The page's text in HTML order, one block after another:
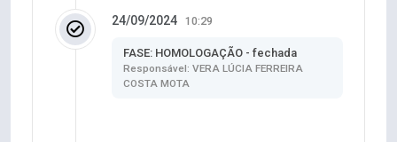
24/09/2024 10:29
FASE: HOMOLOGAÇÃO - fechada
Responsável: VERA LÚCIA FERREIRA
COSTA MOTA